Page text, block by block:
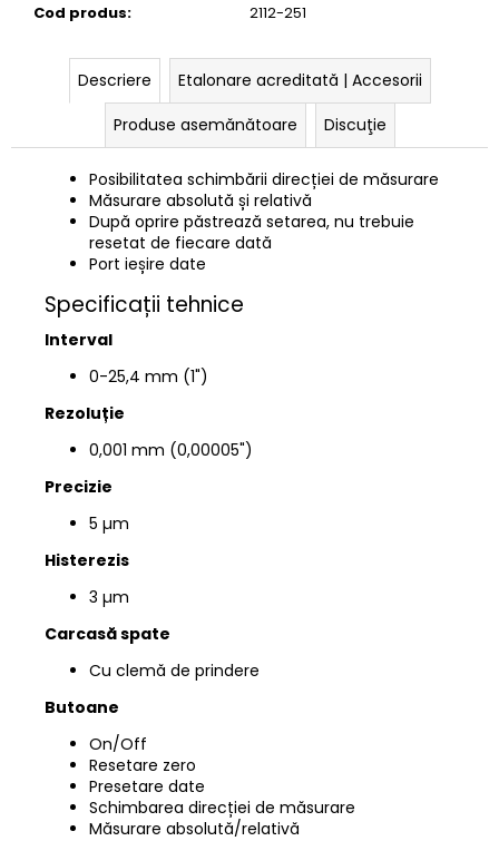
Cod produs: 2112-251
Descriere
Etalonare acreditată | Accesorii
Produse asemănătoare
Discuţie
Posibilitatea schimbării direcției de măsurare
Măsurare absolută și relativă
După oprire păstrează setarea, nu trebuie
resetat de fiecare dată
Port ieșire date
Specificații tehnice
Interval
0-25,4 mm (1")
Rezoluție
0,001 mm (0,00005")
Precizie
5 µm
Histerezis
3 µm
Carcasă spate
Cu clemă de prindere
Butoane
On/Off
Resetare zero
Presetare date
Schimbarea direcției de măsurare
Măsurare absolută/relativă